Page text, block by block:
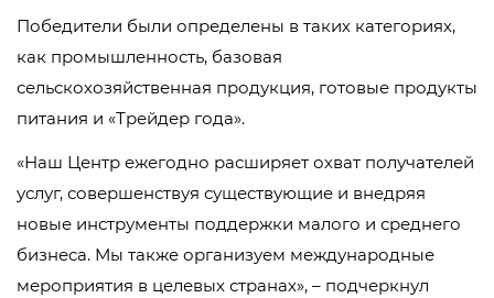
Победители были определены в таких категориях,
как промышленность, базовая
сельскохозяйственная продукция, готовые продукты
питания и «Трейдер года».
«Наш Центр ежегодно расширяет охват получателей
услуг, совершенствуя существующие и внедряя
новые инструменты поддержки малого и среднего
бизнеса. Мы также организуем международные
мероприятия в целевых странах», – подчеркнул